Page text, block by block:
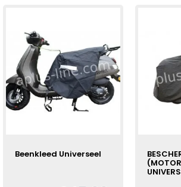
Beenkleed Universeel